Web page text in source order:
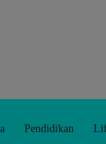
Pendidikan